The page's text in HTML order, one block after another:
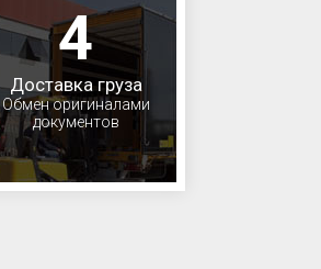
4
Доставка груза
Обмен оригиналами
документов